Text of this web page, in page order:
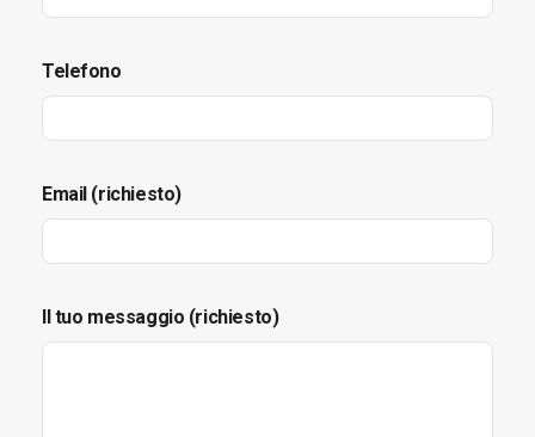
Telefono
Email (richiesto)
Il tuo messaggio (richiesto)